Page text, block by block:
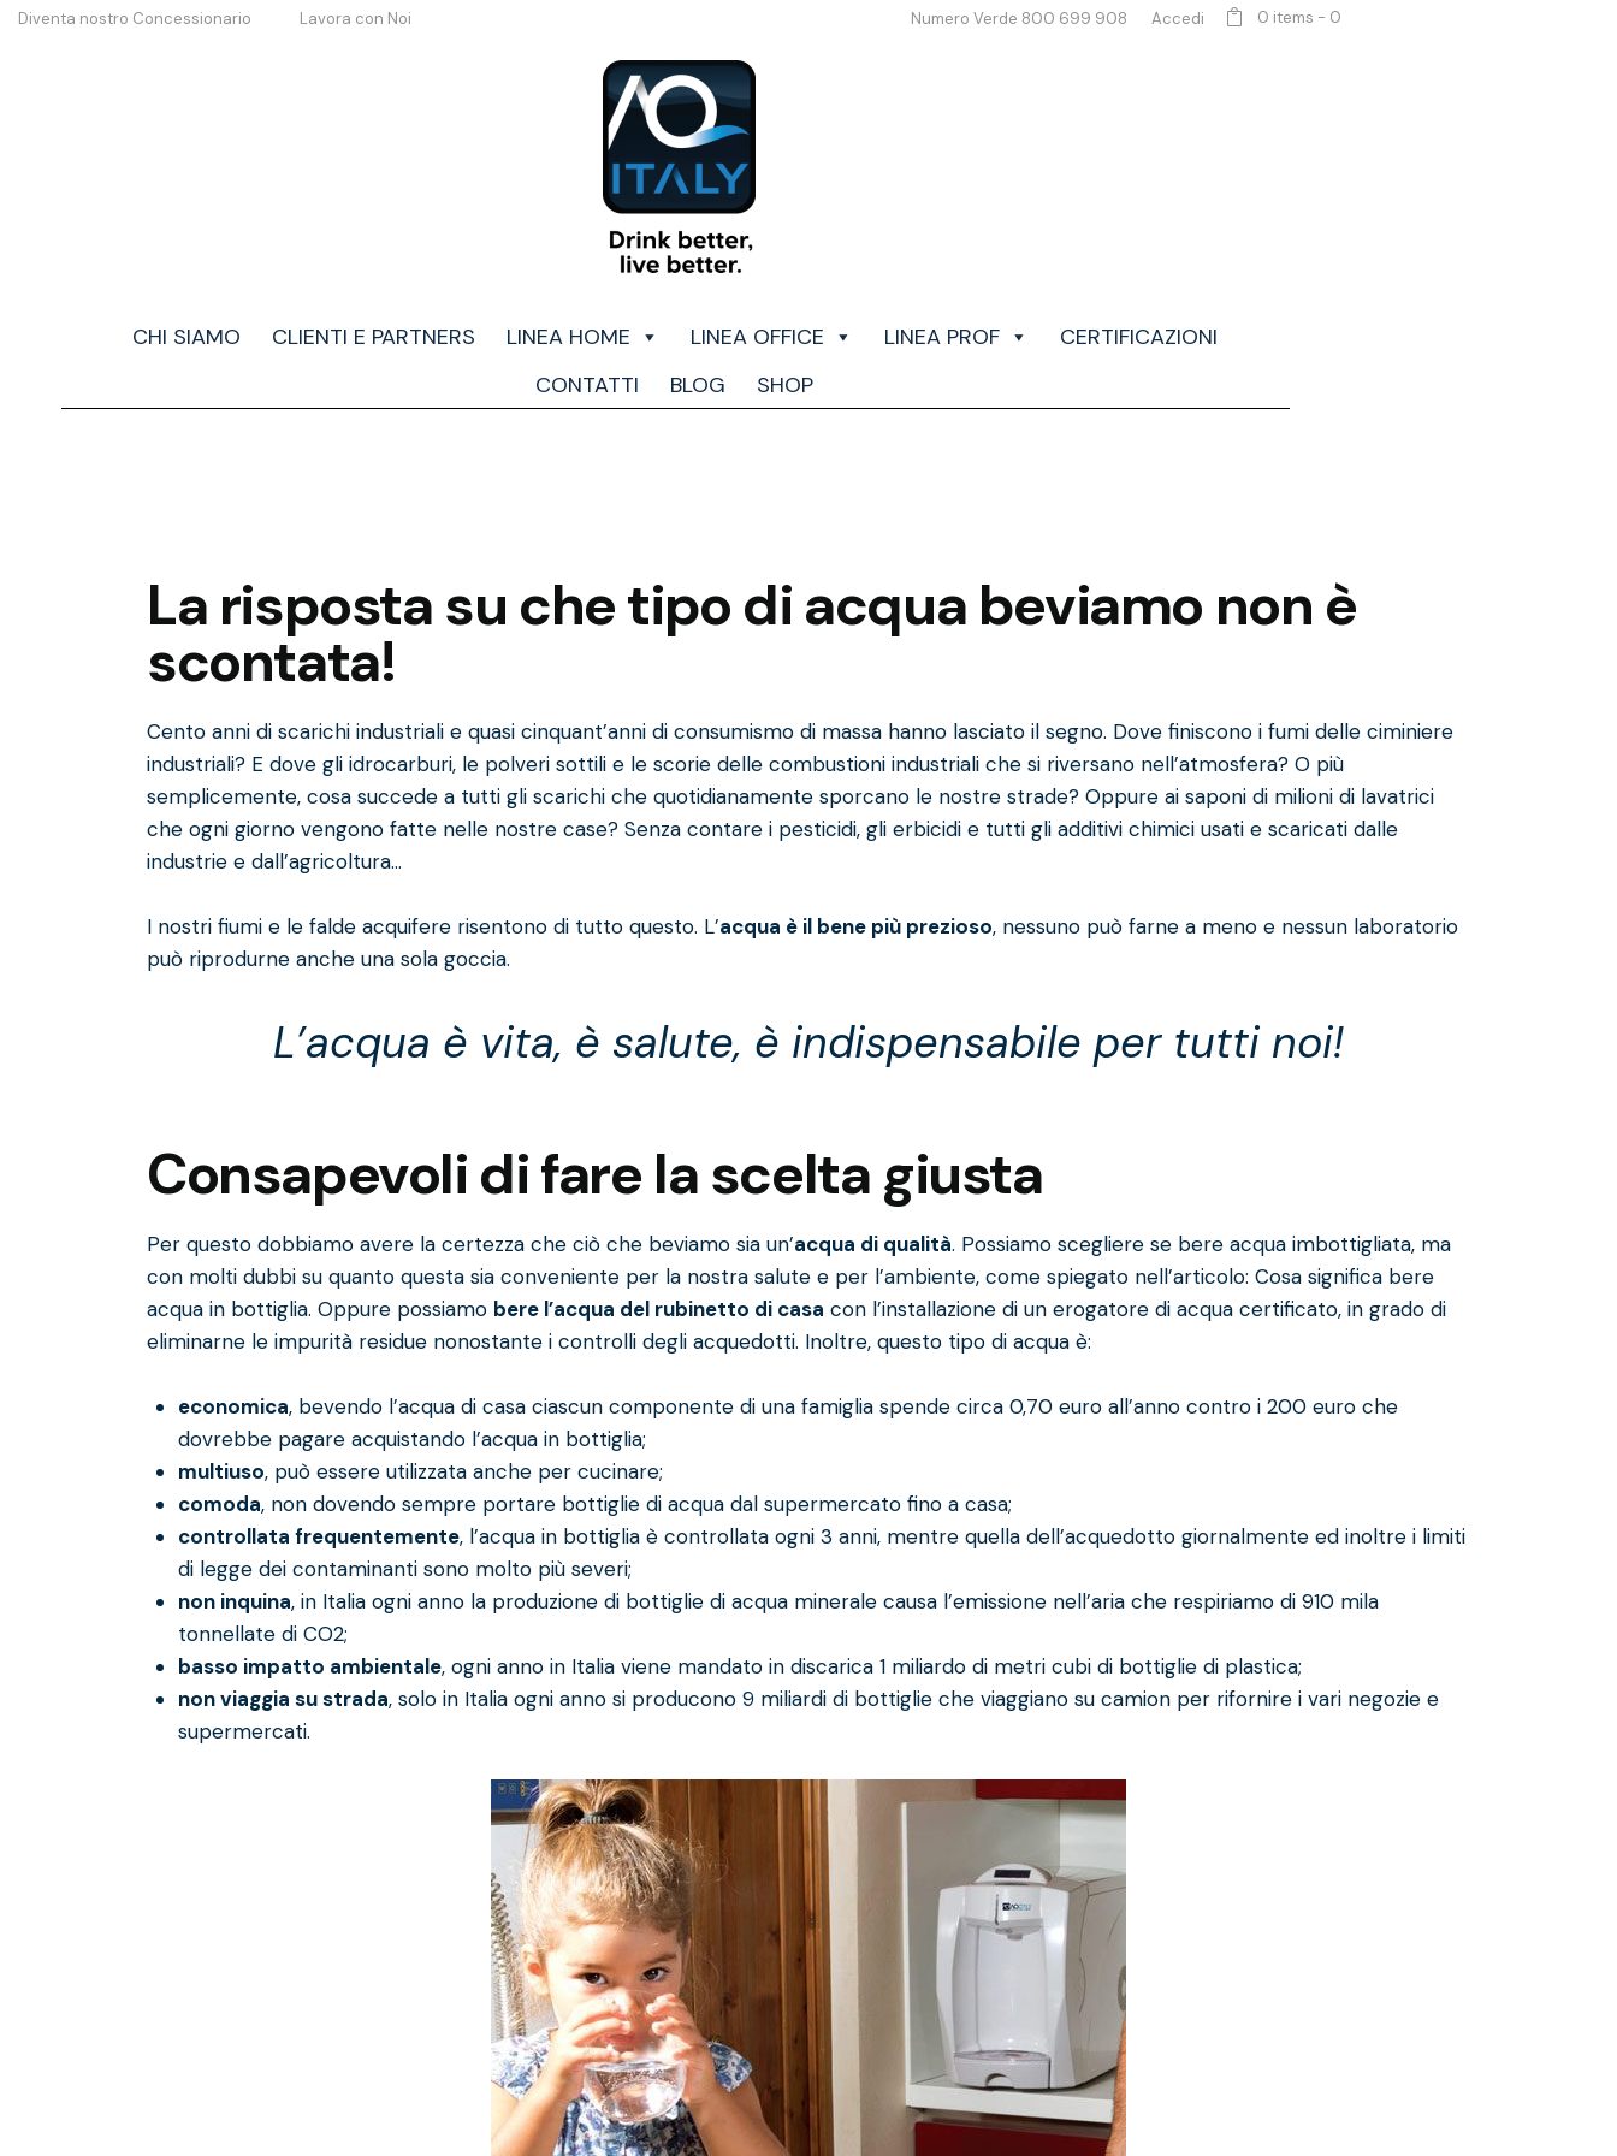
Diventa nostro Concessionario Lavora con Noi Numero Verde 800 699 908 Accedi 0 items - 0
CHI SIAMO CLIENTI E PARTNERS LINEA HOME LINEA OFFICE LINEA PROF
CERTIFICAZIONI
CONTATTI
BLOG SHOP
La risposta su che tipo di acqua beviamo non è
scontata!
Cento anni di scarichi industriali e quasi cinquant’anni di consumismo di massa hanno lasciato il segno. Dove finiscono i fumi delle ciminiere
industriali? E dove gli idrocarburi, le polveri sottili e le scorie delle combustioni industriali che si riversano nell’atmosfera? O più
semplicemente, cosa succede a tutti gli scarichi che quotidianamente sporcano le nostre strade? Oppure ai saponi di milioni di lavatrici
che ogni giorno vengono fatte nelle nostre case? Senza contare i pesticidi, gli erbicidi e tutti gli additivi chimici usati e scaricati dalle
industrie e dall’agricoltura…
I nostri fiumi e le falde acquifere risentono di tutto questo. L’acqua è il bene più prezioso, nessuno può farne a meno e nessun laboratorio
può riprodurne anche una sola goccia.
L’acqua è vita, è salute, è indispensabile per tutti noi!
Consapevoli di fare la scelta giusta
Per questo dobbiamo avere la certezza che ciò che beviamo sia un’acqua di qualità. Possiamo scegliere se bere acqua imbottigliata, ma
con molti dubbi su quanto questa sia conveniente per la nostra salute e per l’ambiente, come spiegato nell’articolo: Cosa significa bere
acqua in bottiglia. Oppure possiamo bere l’acqua del rubinetto di casa con l’installazione di un erogatore di acqua certificato, in grado di
eliminarne le impurità residue nonostante i controlli degli acquedotti. Inoltre, questo tipo di acqua è:
economica, bevendo l’acqua di casa ciascun componente di una famiglia spende circa 0,70 euro all’anno contro i 200 euro che
dovrebbe pagare acquistando l’acqua in bottiglia;
multiuso, può essere utilizzata anche per cucinare;
comoda, non dovendo sempre portare bottiglie di acqua dal supermercato fino a casa;
controllata frequentemente, l’acqua in bottiglia è controllata ogni 3 anni, mentre quella dell’acquedotto giornalmente ed inoltre i limiti
di legge dei contaminanti sono molto più severi;
non inquina, in Italia ogni anno la produzione di bottiglie di acqua minerale causa l’emissione nell’aria che respiriamo di 910 mila
tonnellate di CO2;
basso impatto ambientale, ogni anno in Italia viene mandato in discarica 1 miliardo di metri cubi di bottiglie di plastica;
non viaggia su strada, solo in Italia ogni anno si producono 9 miliardi di bottiglie che viaggiano su camion per rifornire i vari negozie e
supermercati.